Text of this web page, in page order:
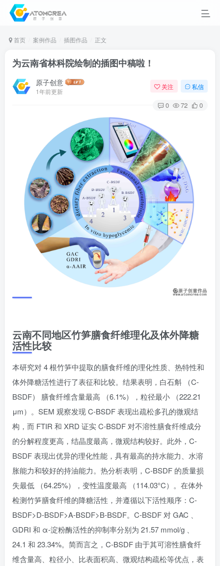
首页 案例作品 插图作品 正文
为云南省林科院绘制的插图中稿啦！
原子创意
1年前更新
关注 私信
0 72 0
云南不同地区竹笋膳食纤维理化及体外降糖
活性比较
本研究对 4 根竹笋中提取的膳食纤维的理化性质、热特性和
体外降糖活性进行了表征和比较。结果表明，白石斛 （C-
BSDF） 膳食纤维含量最高 （6.1%），粒径最小 （222.21
μm）。SEM 观察发现 C-BSDF 表现出疏松多孔的微观结
构，而 FTIR 和 XRD 证实 C-BSDF 对不溶性膳食纤维成分
的分解程度更高，结晶度最高，微观结构较好。此外，C-
BSDF 表现出优异的理化性能，具有最高的持水能力、水溶
胀能力和较好的持油能力。热分析表明，C-BSDF 的质量损
失最低 （64.25%），变性温度最高 （114.03°C）。在体外
检测竹笋膳食纤维的降糖活性，并遵循以下活性顺序：C-
BSDF>D-BSDF>A-BSDF>B-BSDF。C-BSDF 对 GAC 、
GDRI 和 α-淀粉酶活性的抑制率分别为 21.57 mmol/g 、
24.1 和 23.34%。简而言之，C-BSDF 由于其可溶性膳食纤
维含量高、粒径小、比表面积高、微观结构疏松等优点，表